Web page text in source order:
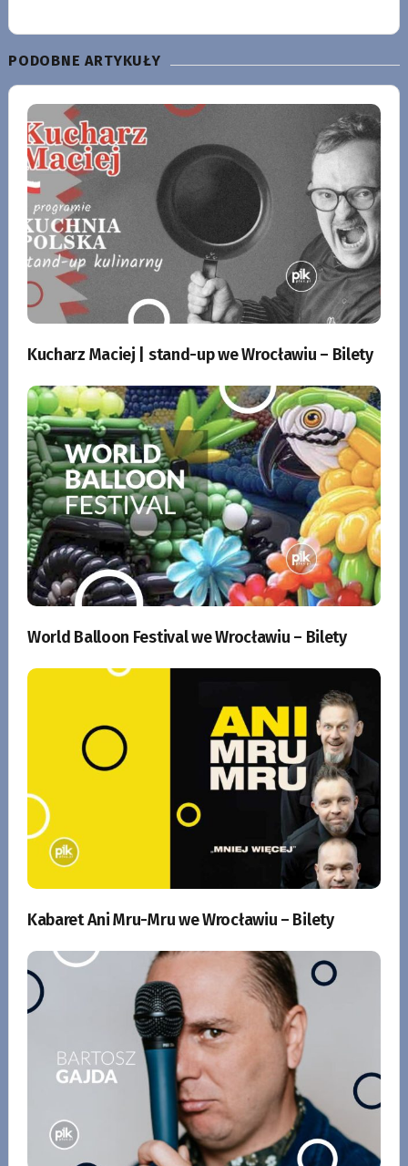
PODOBNE ARTYKUŁY
Kucharz Maciej | stand-up we Wrocławiu – Bilety
World Balloon Festival we Wrocławiu – Bilety
Kabaret Ani Mru-Mru we Wrocławiu – Bilety